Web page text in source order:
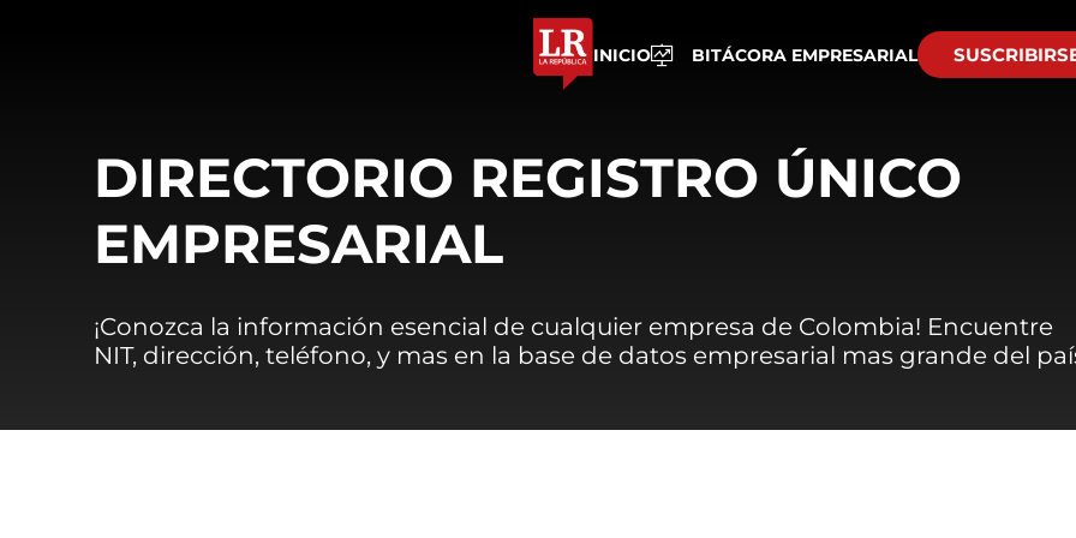
INICIO BITÁCORA EMPRESARIAL
DIRECTORIO REGISTRO ÚNICO
EMPRESARIAL
¡Conozca la información esencial de cualquier empresa de Colombia! Encuentre
NIT, dirección, teléfono, y mas en la base de datos empresarial mas grande del